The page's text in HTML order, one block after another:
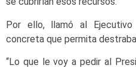
Por ello, llamó al
concreta que permita
“Lo que le voy a pedir al